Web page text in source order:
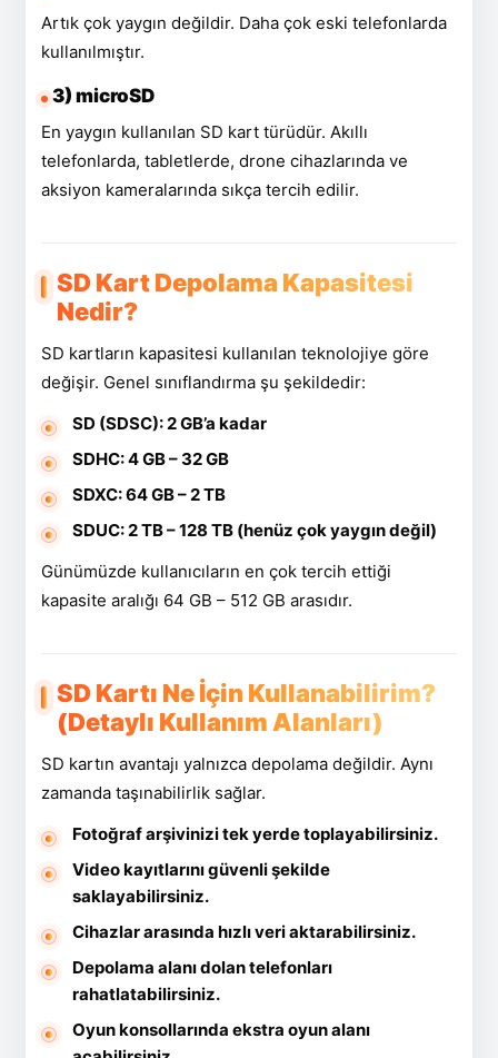
Artık çok yaygın değildir. Daha çok eski telefonlarda
kullanılmıştır.
3) microSD
En yaygın kullanılan SD kart türüdür. Akıllı
telefonlarda, tabletlerde, drone cihazlarında ve
aksiyon kameralarında sıkça tercih edilir.
SD Kart Depolama Kapasitesi
Nedir?
SD kartların kapasitesi kullanılan teknolojiye göre
değişir. Genel sınıflandırma şu şekildedir:
SD (SDSC): 2 GB’a kadar
SDHC: 4 GB – 32 GB
SDXC: 64 GB – 2 TB
SDUC: 2 TB – 128 TB (henüz çok yaygın değil)
Günümüzde kullanıcıların en çok tercih ettiği
kapasite aralığı 64 GB – 512 GB arasıdır.
SD Kartı Ne İçin Kullanabilirim?
(Detaylı Kullanım Alanları)
SD kartın avantajı yalnızca depolama değildir. Aynı
zamanda taşınabilirlik sağlar.
Fotoğraf arşivinizi tek yerde toplayabilirsiniz.
Video kayıtlarını güvenli şekilde
saklayabilirsiniz.
Cihazlar arasında hızlı veri aktarabilirsiniz.
Depolama alanı dolan telefonları
rahatlatabilirsiniz.
Oyun konsollarında ekstra oyun alanı